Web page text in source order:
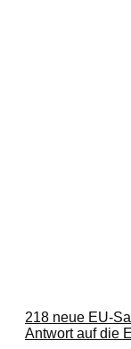
218 neue EU-
Antwort auf die